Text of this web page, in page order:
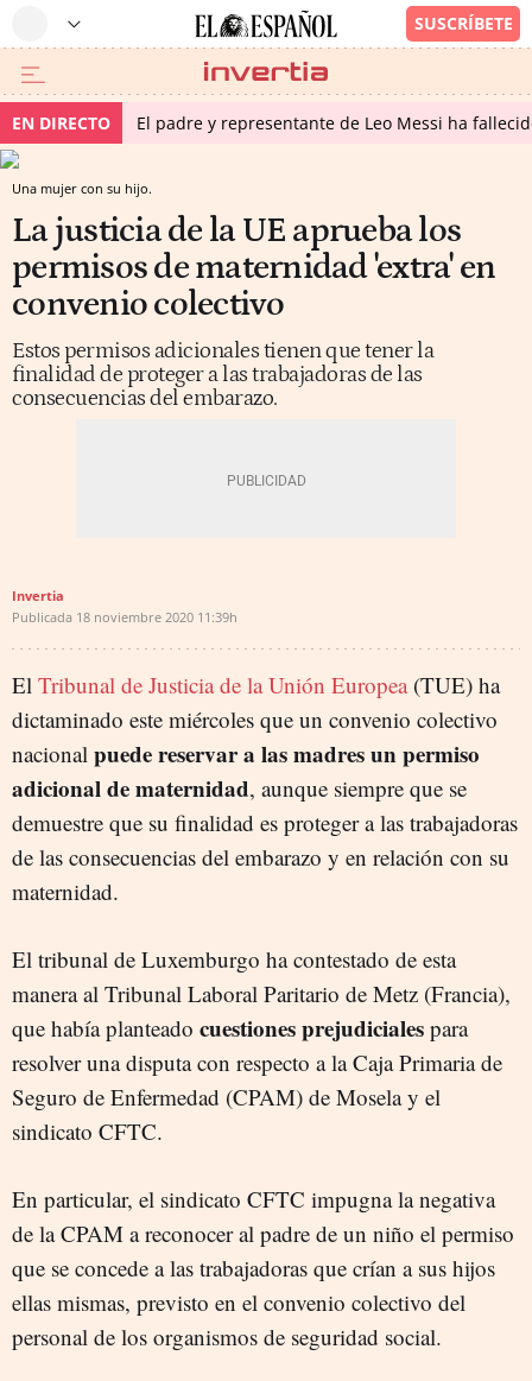
EN DIRECTO El padre y representante de Leo Messi ha
Una mujer con su hijo.
La justicia de la UE aprueba los
permisos de maternidad 'extra' en
convenio colectivo
Estos permisos adicionales tienen que tener la
finalidad de proteger a las trabajadoras de las
consecuencias del embarazo.
Invertia
Publicada 18 noviembre 2020 11:39h
El Tribunal de Justicia de la Unión Europea(TUE) ha
dictaminado este miércoles que un convenio colectivo
nacional puede reservar a las madres un permiso
adicional de maternidad, aunque siempre que se
demuestre que su finalidad es proteger a las trabajadoras
de las consecuencias del embarazo y en relación con su
maternidad.
El tribunal de Luxemburgo ha contestado de esta
manera al Tribunal Laboral Paritario de Metz (Francia),
que había planteado cuestiones prejudiciales para
resolver una disputa con respecto a la Caja Primaria de
Seguro de Enfermedad (CPAM) de Mosela y el
sindicato CFTC.
En particular, el sindicato CFTC impugna la negativa
de la CPAM a reconocer al padre de un niño el permiso
que se concede a las trabajadoras que crían a sus hijos
ellas mismas, previsto en el convenio colectivo del
personal de los organismos de seguridad social.